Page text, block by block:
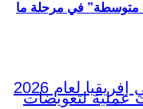
متوسطة” في مرحلة ما